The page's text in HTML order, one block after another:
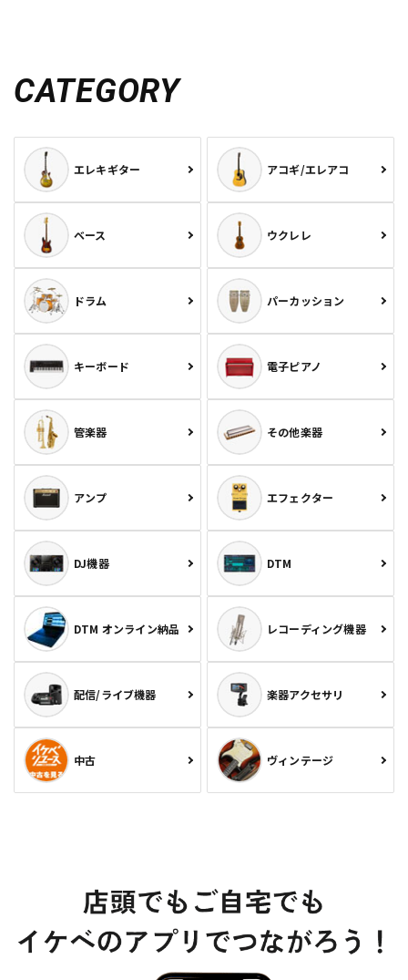
CATEGORY
エレキギター アコギ/エレアコ
ベース ウクレレ
ドラム パーカッション
キーボード 電子ピアノ
管楽器 その他楽器
アンプ エフェクター
DJ機器 DTM
DTM オンライン納品 レコーディング機器
配信/ライブ機器 楽器アクセサリ
中古 ヴィンテージ